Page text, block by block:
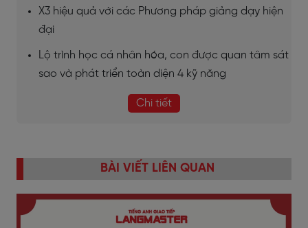
X3 hiệu quả với các Phương pháp giảng dạy hiện
đại
Lộ trình học cá nhân hóa, con được quan tâm sát
sao và phát triển toàn diện 4 kỹ năng
Chi tiết
BÀI VIẾT LIÊN QUAN